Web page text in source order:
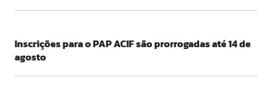
Inscrições para o PAP ACIF são prorrogadas até 14 de
agosto